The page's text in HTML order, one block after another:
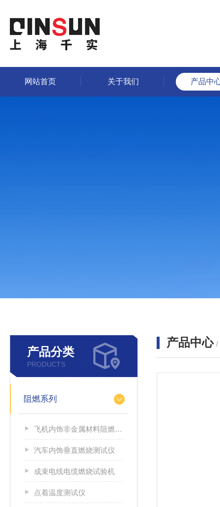
网站首页 关于我们 产品中
产品分类
PRODUCTS
阻燃系列
飞机内饰非金属材料阻燃性能测试仪
汽车内饰垂直燃烧测试仪
成束电线电缆燃烧试验机
点着温度测试仪
产品中心 /